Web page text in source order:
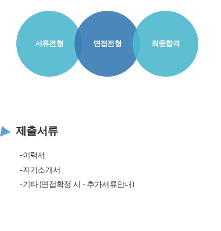
서류전형 면접전형 최종합격
제출서류
-이력서
-자기소개서
-기타 (면접확정 시 - 추가서류안내)